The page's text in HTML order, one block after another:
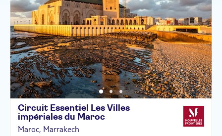
Circuit Essentiel Les Villes
impériales du Maroc
Maroc, Marrakech